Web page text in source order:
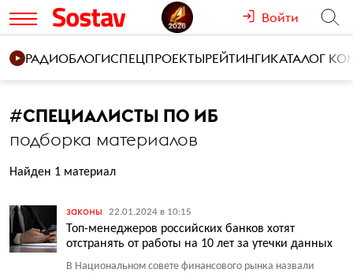
Войти
РАДИОБЛОГИСПЕЦПРОЕКТЫРЕЙТИНГИКАТАЛОГ
#СПЕЦИАЛИСТЫ ПО ИБ
подборка материалов
Найден 1 материал
законы 22.01.2024 в 10:15
Топ-менеджеров российских банков хотят
отстранять от работы на 10 лет за утечки данных
В Национальном совете финансового рынка назвали